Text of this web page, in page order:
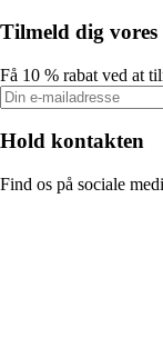
Tilmeld dig vores
Få 10 % rabat ved at
Hold kontakten
Find os på sociale